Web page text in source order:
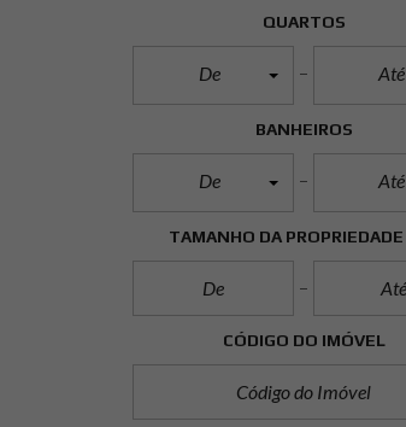
QUARTOS
De Até
BANHEIROS
De Até
TAMANHO DA PROPRIEDADE
CÓDIGO DO IMÓVEL